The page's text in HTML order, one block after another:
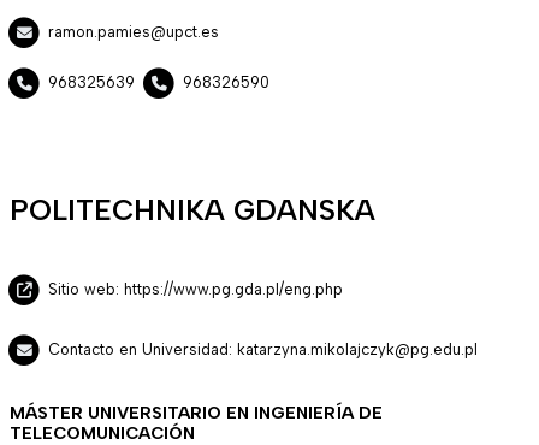
ramon.pamies@upct.es
968325639 968326590
POLITECHNIKA GDANSKA
Sitio web: https://www.pg.gda.pl/eng.php
Contacto en Universidad: katarzyna.mikolajczyk@pg.edu.pl
MÁSTER UNIVERSITARIO EN INGENIERÍA DE
TELECOMUNICACIÓN